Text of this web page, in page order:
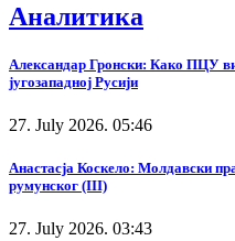
Аналитика
Александар Гронски: Како ПЦУ
југозападној Русији
27. July 2026. 05:46
Анастасја Коскело: Молдавски
румунског (III)
27. July 2026. 03:43